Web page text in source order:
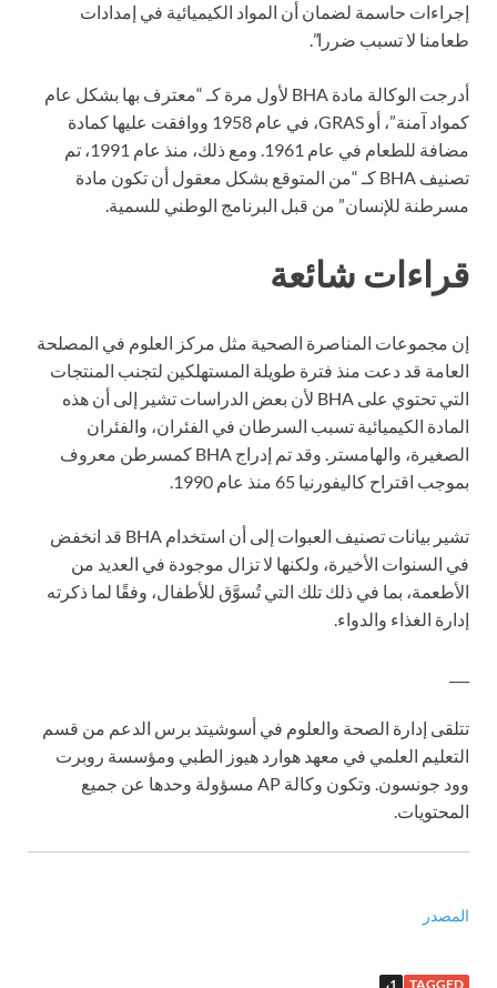
إجراءات حاسمة لضمان أن المواد الكيميائية في إمدادات
طعامنا لا تسبب ضررا”.
أدرجت الوكالة مادة BHA لأول مرة كـ “معترف بها بشكل عام
كمواد آمنة”، أو GRAS، في عام 1958 ووافقت عليها كمادة
مضافة للطعام في عام 1961. ومع ذلك، منذ عام 1991، تم
تصنيف BHA كـ “من المتوقع بشكل معقول أن تكون مادة
مسرطنة للإنسان” من قبل البرنامج الوطني للسمية.
قراءات شائعة
إن مجموعات المناصرة الصحية مثل مركز العلوم في المصلحة
العامة قد دعت منذ فترة طويلة المستهلكين لتجنب المنتجات
التي تحتوي على BHA لأن بعض الدراسات تشير إلى أن هذه
المادة الكيميائية تسبب السرطان في الفئران، والفئران
الصغيرة، والهامستر. وقد تم إدراج BHA كمسرطن معروف
بموجب اقتراح كاليفورنيا 65 منذ عام 1990.
تشير بيانات تصنيف العبوات إلى أن استخدام BHA قد انخفض
في السنوات الأخيرة، ولكنها لا تزال موجودة في العديد من
الأطعمة، بما في ذلك تلك التي تُسوَّق للأطفال، وفقًا لما ذكرته
إدارة الغذاء والدواء.
تتلقى إدارة الصحة والعلوم في أسوشيتد برس الدعم من قسم
التعليم العلمي في معهد هوارد هيوز الطبي ومؤسسة روبرت
وود جونسون. وتكون وكالة AP مسؤولة وحدها عن جميع
المحتويات.
المصدر
TAGGED 1،